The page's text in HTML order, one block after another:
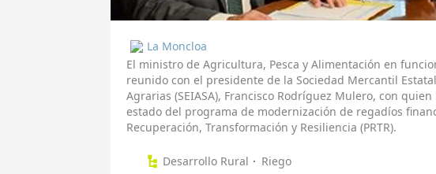
La Moncloa
El ministro de Agricultura, Pesca y Alimentación en
reunido con el presidente de la Sociedad Mercantil
Agrarias (SEIASA), Francisco Rodríguez Mulero, con
estado del programa de modernización de regadíos
Recuperación, Transformación y Resiliencia (PRTR).
Desarrollo Rural
Riego